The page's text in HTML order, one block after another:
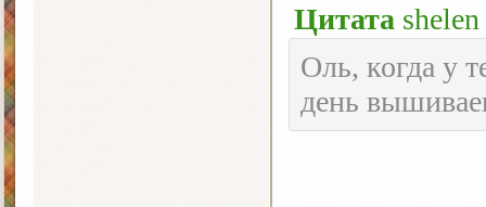
Цитата shelen
Оль, когда у
день